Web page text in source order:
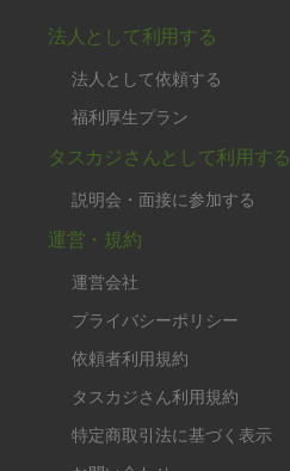
法人として利用する
法人として依頼する
福利厚生プラン
タスカジさんとして利用する
説明会・面接に参加する
運営・規約
運営会社
プライバシーポリシー
依頼者利用規約
タスカジさん利用規約
特定商取引法に基づく表示